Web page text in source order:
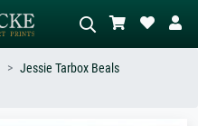
Jessie Tarbox Beals